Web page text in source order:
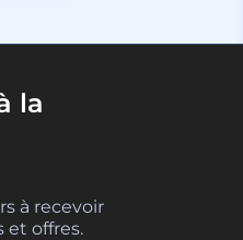
la
à recevoir
et offres.